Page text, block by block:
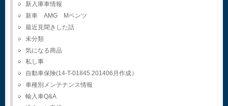
新入庫車情報
新車 AMG Mベンツ
最近見聞きした話
未分類
気になる商品
私し事
自動車保険(14-T-01845.201406月作成）
車種別メンテナンス情報
輸入車Q&A